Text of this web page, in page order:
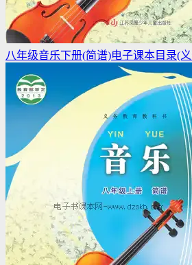
八年级音乐下册(简谱)电子课本目录(